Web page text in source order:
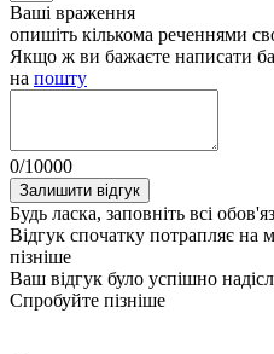
Ваші враження
опишіть кількома реченнями
Якщо ж ви бажаєте написати
на пошту
0/10000
Залишити відгук
Будь ласка, заповніть всі
Відгук спочатку потрапляє на
пізніше
Ваш відгук було успішно
Спробуйте пізніше